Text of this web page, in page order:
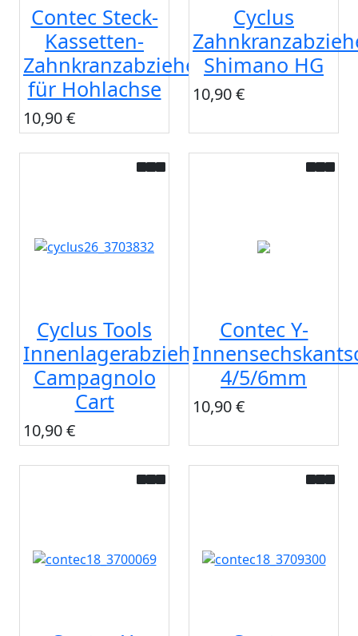
Contec Steck-
Kassetten-
Zahnkranzabzieher
für Hohlachse
10,90 €
Cyclus
Shimano HG
10,90 €
Cyclus Tools
Innenlagerabzieher
Campagnolo
Cart
10,90 €
Contec Y-
4/5/6mm
10,90 €